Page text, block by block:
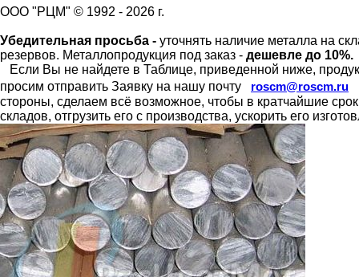
ООО "РЦМ" © 1992 - 2026 г.
Убедительная просьба - уточнять наличие металла на
резервов. Металлопродукция под заказ - дешевле до 10%.
Если Вы не найдете в Таблице, приведенной ниже,
просим отправить Заявку на нашу почту
roscm@roscm.ru
стороны, сделаем всё возможное, чтобы в кратчайшие
складов, отгрузить его с производства, ускорить его